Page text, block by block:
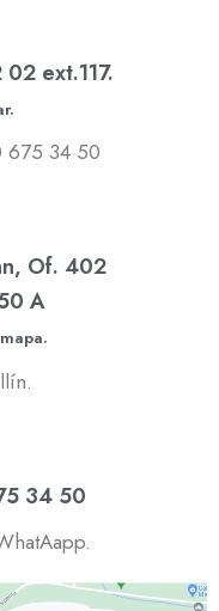
ext.117.
675 34 50
Of. 402
A
34 50